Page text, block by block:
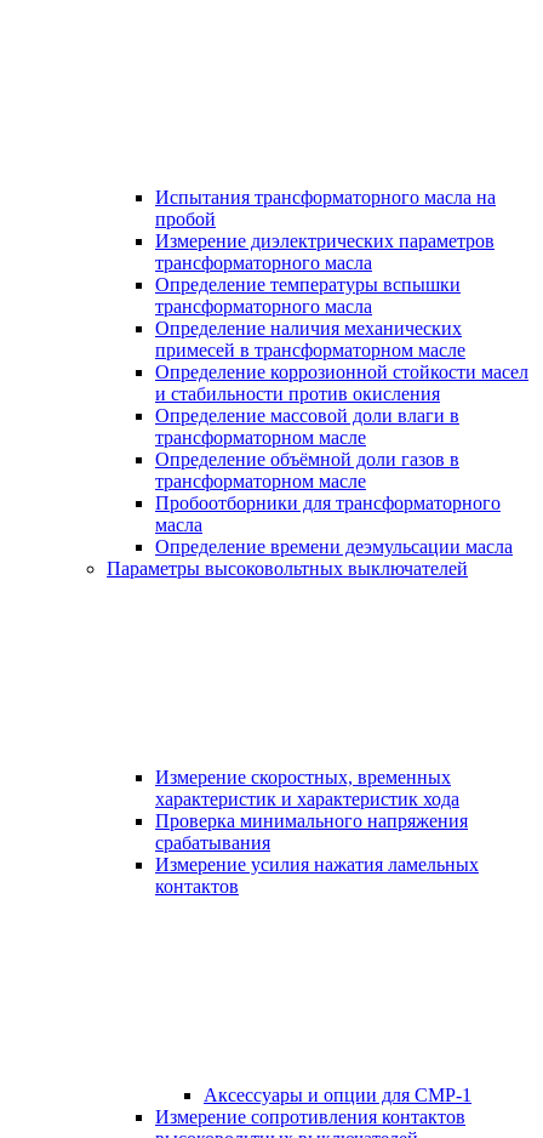
Испытания трансформаторного масла на
пробой
Измерение диэлектрических параметров
трансформаторного масла
Определение температуры вспышки
трансформаторного масла
Определение наличия механических
примесей в трансформаторном масле
Определение коррозионной стойкости масел
и стабильности против окисления
Определение массовой доли влаги в
трансформаторном масле
Определение объёмной доли газов в
трансформаторном масле
Пробоотборники для трансформаторного
масла
Определение времени деэмульсации масла
Параметры высоковольтных выключателей
Измерение скоростных, временных
характеристик и характеристик хода
Проверка минимального напряжения
срабатывания
Измерение усилия нажатия ламельных
контактов
Аксессуары и опции для СМР-1
Измерение сопротивления контактов